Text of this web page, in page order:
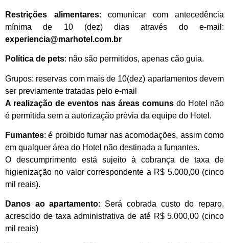
Restrições alimentares: comunicar com antecedência
mínima de 10 (dez) dias através do e-mail:
experiencia@marhotel.com.br
Política de pets: não são permitidos, apenas cão guia.
Grupos: reservas com mais de 10(dez) apartamentos devem
ser previamente tratadas pelo e-mail
A realização de eventos nas áreas comuns do Hotel não
é permitida sem a autorização prévia da equipe do Hotel.
Fumantes: é proibido fumar nas acomodações, assim como
em qualquer área do Hotel não destinada a fumantes.
O descumprimento está sujeito à cobrança de taxa de
higienização no valor correspondente a R$ 5.000,00 (cinco
mil reais).
Danos ao apartamento: Será cobrada custo do reparo,
acrescido de taxa administrativa de até R$ 5.000,00 (cinco
mil reais)